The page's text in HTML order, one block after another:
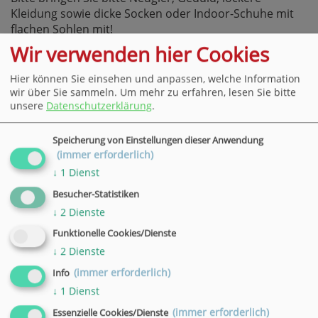
Kleidung sowie dicke Socken oder Indoor-Schuhe mit
flachen Sohlen mit!
Ihre Meinung zählt!
Wir möchten uns stetig verbessern. Unterstützen
Sie uns dabei und teilen Sie uns Ihre Wünsche und
Ideen mit. Was haben Sie als besonders positiv
erlebt? Zu welchem Thema wünschen Sie sich
einen Kurs? Wenn Sie Kritik oder Beschwerden los
werden möchten, warten Sie nicht, bis Ihnen der
Kragen platzt! Wenden Sie sich frühzeitig an uns,
damit wir die Chance haben, etwas zu verändern.
Ihr Ansprechpartner: Markus Bötte, Telefon: +49
551 4952-150, E-Mail
Datum
Wir verwenden hier Cookies
Hier können Sie einsehen und anpassen, welche Information
wir über Sie sammeln. Um mehr zu erfahren, lesen Sie bitte
unsere Datenschutzerklärung.
Speicherung von Einstellungen dieser Anwendung
(immer erforderlich)
↓ 1 Dienst
Besucher-Statistiken
↓ 2 Dienste
Funktionelle Cookies/Dienste
↓ 2 Dienste
Info (immer erforderlich)
↓ 1 Dienst
Essenzielle Cookies/Dienste (immer erforderlich)